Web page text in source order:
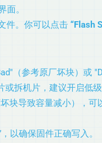
面。
件。你可以点击 “Flash
（参考原厂坏块）或
拆机片，建议开启低级
块导致容量减小），可
以确保固件正确写入。